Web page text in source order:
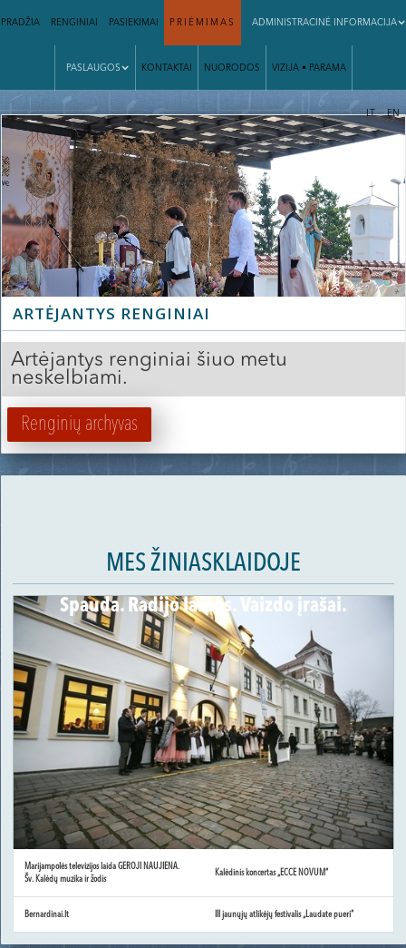
PRADŽIA RENGINIAI PASIEKIMAI PRIĖMIMAS ADMINISTRACINĖ INFORMACIJA
PASLAUGOS KONTAKTAI NUORODOS VIZIJA • PARAMA
| LT EN
ARTĖJANTYS RENGINIAI
Artėjantys renginiai šiuo metu
neskelbiami.
Renginių archyvas
MES ŽINIASKLAIDOJE
Spauda. Radijo laidos. Vaizdo įrašai.
Marijampolės televizijos laida GEROJI NAUJIENA.
Šv. Kalėdų muzika ir žodis
Kalėdinis koncertas „ECCE NOVUM“
Bernardinai.lt III jaunųjų atlikėjų festivalis „Laudate pueri“